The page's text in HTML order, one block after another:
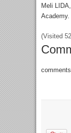
Meli
Academy.
(Visited
comments